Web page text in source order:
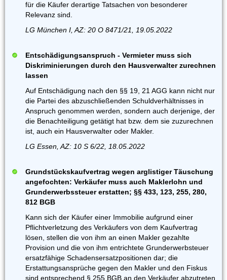
für die Käufer derartige Tatsachen von besonderer
Relevanz sind.
LG München I, AZ: 20 O 8471/21, 19.05.2022
Entschädigungsanspruch - Vermieter muss sich
Diskriminierungen durch den Hausverwalter zurechnen
lassen
Auf Entschädigung nach den §§ 19, 21 AGG kann nicht nur
die Partei des abzuschließenden Schuldverhältnisses in
Anspruch genommen werden, sondern auch derjenige, der
die Benachteiligung getätigt hat bzw. dem sie zuzurechnen
ist, auch ein Hausverwalter oder Makler.
LG Essen, AZ: 10 S 6/22, 18.05.2022
Grundstückskaufvertrag wegen arglistiger Täuschung
angefochten: Verkäufer muss auch Maklerlohn und
Grunderwerbssteuer erstatten; §§ 433, 123, 255, 280,
812 BGB
Kann sich der Käufer einer Immobilie aufgrund einer
Pflichtverletzung des Verkäufers von dem Kaufvertrag
lösen, stellen die von ihm an einen Makler gezahlte
Provision und die von ihm entrichtete Grunderwerbsteuer
ersatzfähige Schadensersatzpositionen dar; die
Erstattungsansprüche gegen den Makler und den Fiskus
sind entsprechend § 255 BGB an den Verkäufer abzutreten